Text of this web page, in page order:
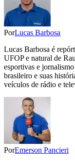
PorLucas Barbosa
Lucas Barbosa é
UFOP e natural de
esportivas e
brasileiro e suas
veículos de rádio e
PorEmerson Pancieri